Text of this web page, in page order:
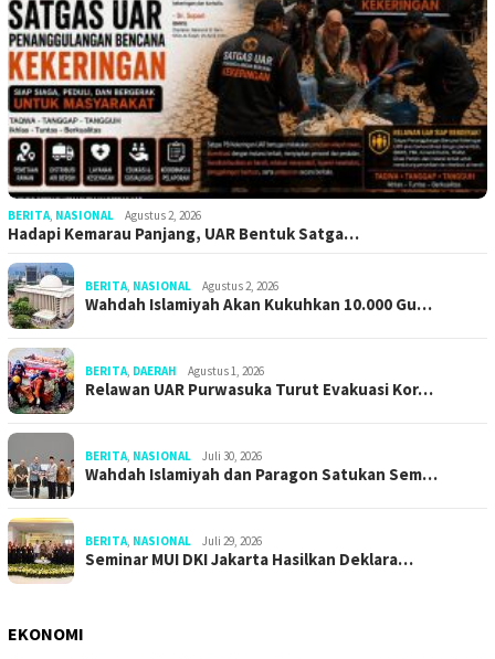
BERITA, NASIONAL Agustus 2, 2026
Hadapi Kemarau Panjang, UAR Bentuk Satga…
BERITA, NASIONAL Agustus 2, 2026
Wahdah Islamiyah Akan Kukuhkan 10.000 Gu…
BERITA, DAERAH Agustus 1, 2026
Relawan UAR Purwasuka Turut Evakuasi Kor…
BERITA, NASIONAL Juli 30, 2026
Wahdah Islamiyah dan Paragon Satukan Sem…
BERITA, NASIONAL Juli 29, 2026
Seminar MUI DKI Jakarta Hasilkan Deklara…
EKONOMI